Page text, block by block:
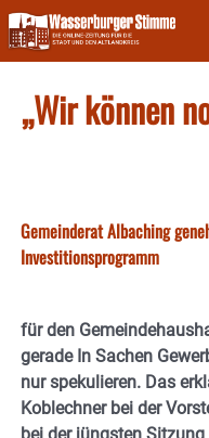
Skip
to
content
„Wir können
Gemeinderat Albaching
Investitionsprogramm
für den
gerade In Sachen
nur spekulieren. Das
Koblechner bei der